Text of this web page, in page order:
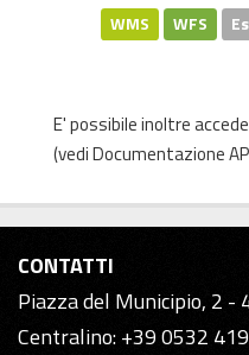
WMS WFS
E' possibile inoltre
(vediDocumentazione
CONTATTI
Piazza del Municipio, 2 -
Centralino: +39 0532